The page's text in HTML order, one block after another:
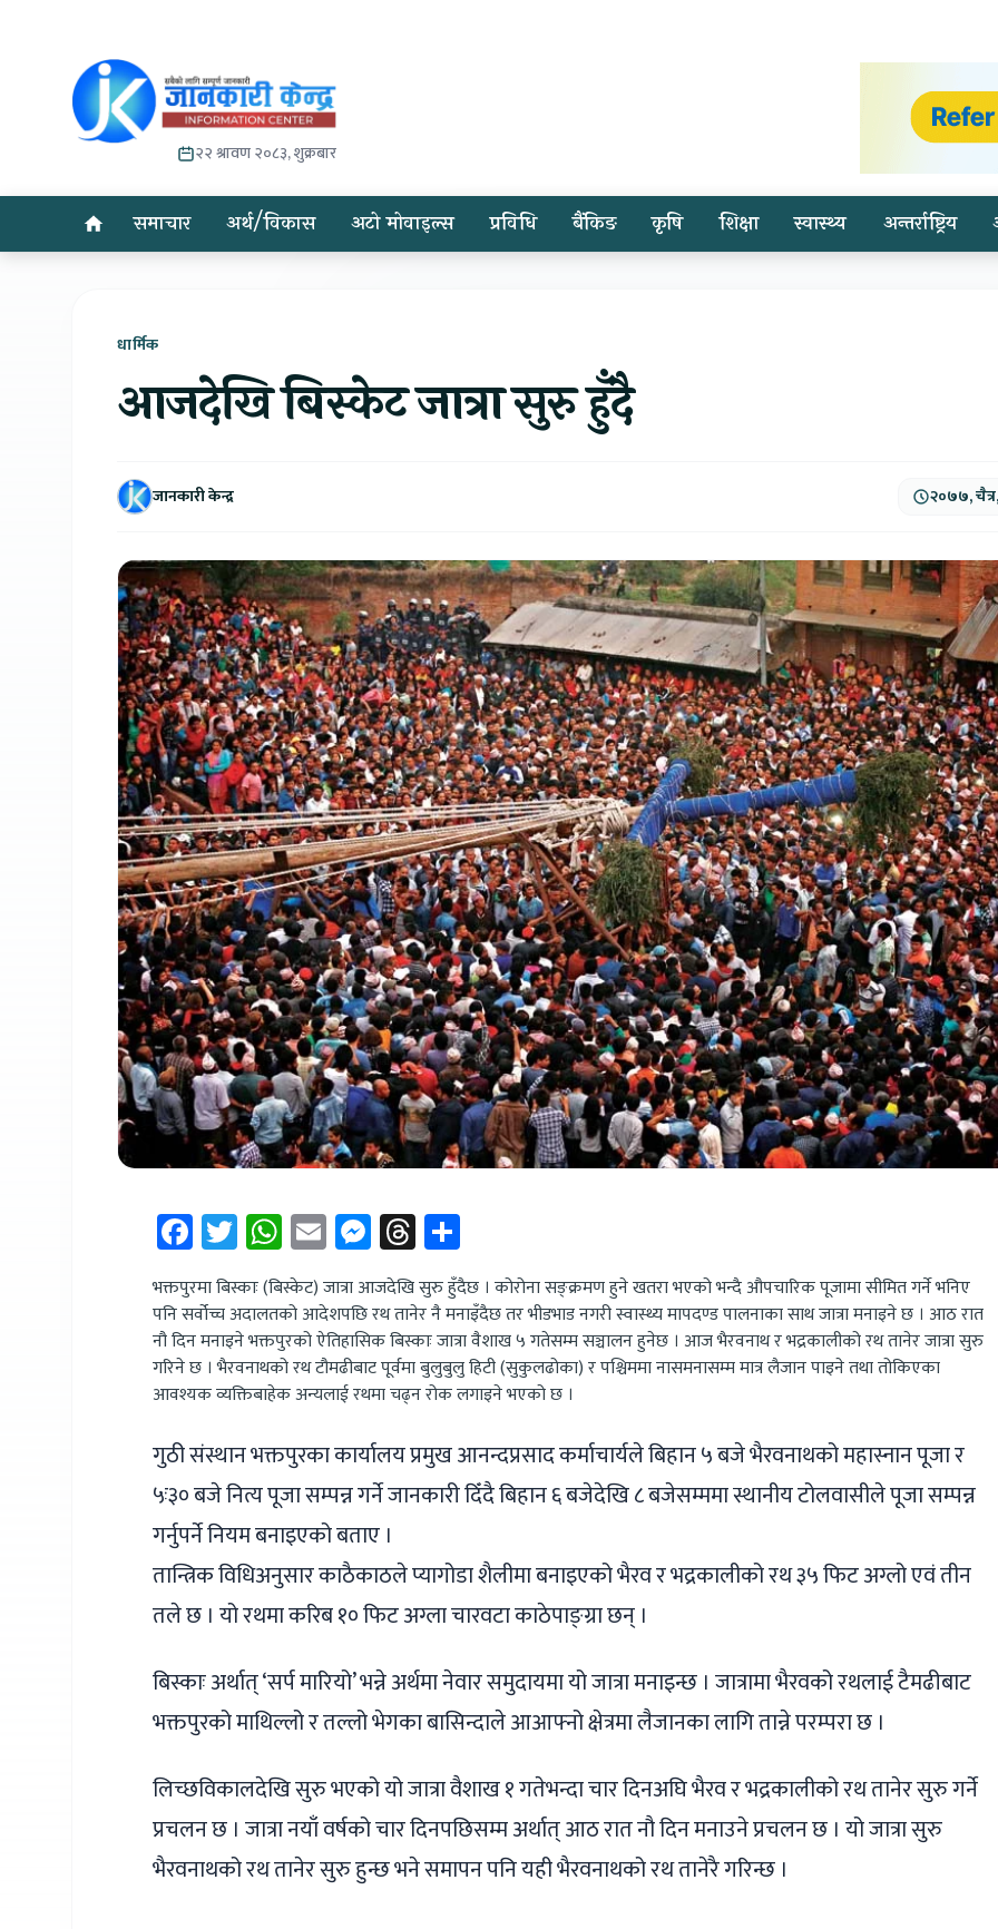
२२ श्रावण २०८३, शुक्रबार
समाचार अर्थ/विकास अटो मोवाइल्स प्रविधि बैंकिङ कृषि शिक्षा स्वास्थ्य अन्तर्राष्ट्रिय
धार्मिक
आजदेखि बिस्केट जात्रा सुरु हुँदै
जानकारी केन्द्र २०७७,
Facebook
Twitter
WhatsApp
EmailMessenger
Threads
भक्तपुरमा बिस्काः (बिस्केट) जात्रा आजदेखि सुरु हुँदैछ । कोरोना सङ्क्रमण हुने खतरा भएको भन्दै औपचारिक पूजामा सीमित गर्ने भनिए
पनि सर्वोच्च अदालतको आदेशपछि रथ तानेर नै मनाइँदैछ तर भीडभाड नगरी स्वास्थ्य मापदण्ड पालनाका साथ जात्रा मनाइने छ । आठ रात
नौ दिन मनाइने भक्तपुरको ऐतिहासिक बिस्काः जात्रा वैशाख ५ गतेसम्म सञ्चालन हुनेछ । आज भैरवनाथ र भद्रकालीको रथ तानेर जात्रा सुरु
गरिने छ । भैरवनाथको रथ टौमढीबाट पूर्वमा बुलुबुलु हिटी (सुकुलढोका) र पश्चिममा नासमनासम्म मात्र लैजान पाइने तथा तोकिएका
आवश्यक व्यक्तिबाहेक अन्यलाई रथमा चढ्न रोक लगाइने भएको छ ।
गुठी संस्थान भक्तपुरका कार्यालय प्रमुख आनन्दप्रसाद कर्माचार्यले बिहान ५ बजे भैरवनाथको महास्नान पूजा र
५ः३० बजे नित्य पूजा सम्पन्न गर्ने जानकारी दिँदै बिहान ६ बजेदेखि ८ बजेसम्ममा स्थानीय टोलवासीले पूजा सम्पन्न
गर्नुपर्ने नियम बनाइएको बताए ।
तान्त्रिक विधिअनुसार काठैकाठले प्यागोडा शैलीमा बनाइएको भैरव र भद्रकालीको रथ ३५ फिट अग्लो एवं तीन
तले छ । यो रथमा करिब १० फिट अग्ला चारवटा काठेपाङ्ग्रा छन् ।
बिस्काः अर्थात् ‘सर्प मारियो’ भन्ने अर्थमा नेवार समुदायमा यो जात्रा मनाइन्छ । जात्रामा भैरवको रथलाई टैमढीबाट
भक्तपुरको माथिल्लो र तल्लो भेगका बासिन्दाले आआफ्नो क्षेत्रमा लैजानका लागि तान्ने परम्परा छ ।
लिच्छविकालदेखि सुरु भएको यो जात्रा वैशाख १ गतेभन्दा चार दिनअघि भैरव र भद्रकालीको रथ तानेर सुरु गर्ने
प्रचलन छ । जात्रा नयाँ वर्षको चार दिनपछिसम्म अर्थात् आठ रात नौ दिन मनाउने प्रचलन छ । यो जात्रा सुरु
भैरवनाथको रथ तानेर सुरु हुन्छ भने समापन पनि यही भैरवनाथको रथ तानेरै गरिन्छ ।